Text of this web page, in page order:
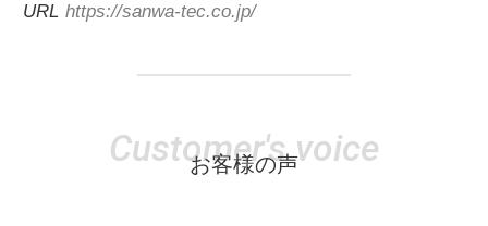
URL https://sanwa-tec.co.jp/
お客様の声
Customer's voice